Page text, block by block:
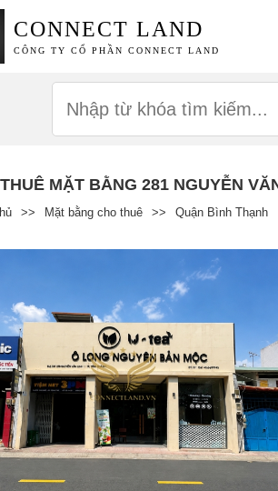
CONNECT LAND
CÔNG TY CỔ PHẦN CONNECT LAND
MẶT BẰNG 281 NGUYỄN
>> Mặt bằng cho thuê >> Quận Bình Thạnh